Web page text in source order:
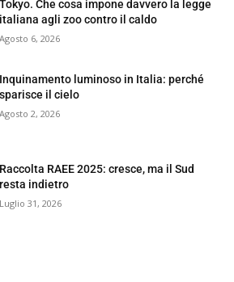
Tokyo. Che cosa impone davvero la legge
italiana agli zoo contro il caldo
Agosto 6, 2026
Inquinamento luminoso in Italia: perché
sparisce il cielo
Agosto 2, 2026
Raccolta RAEE 2025: cresce, ma il Sud
resta indietro
Luglio 31, 2026